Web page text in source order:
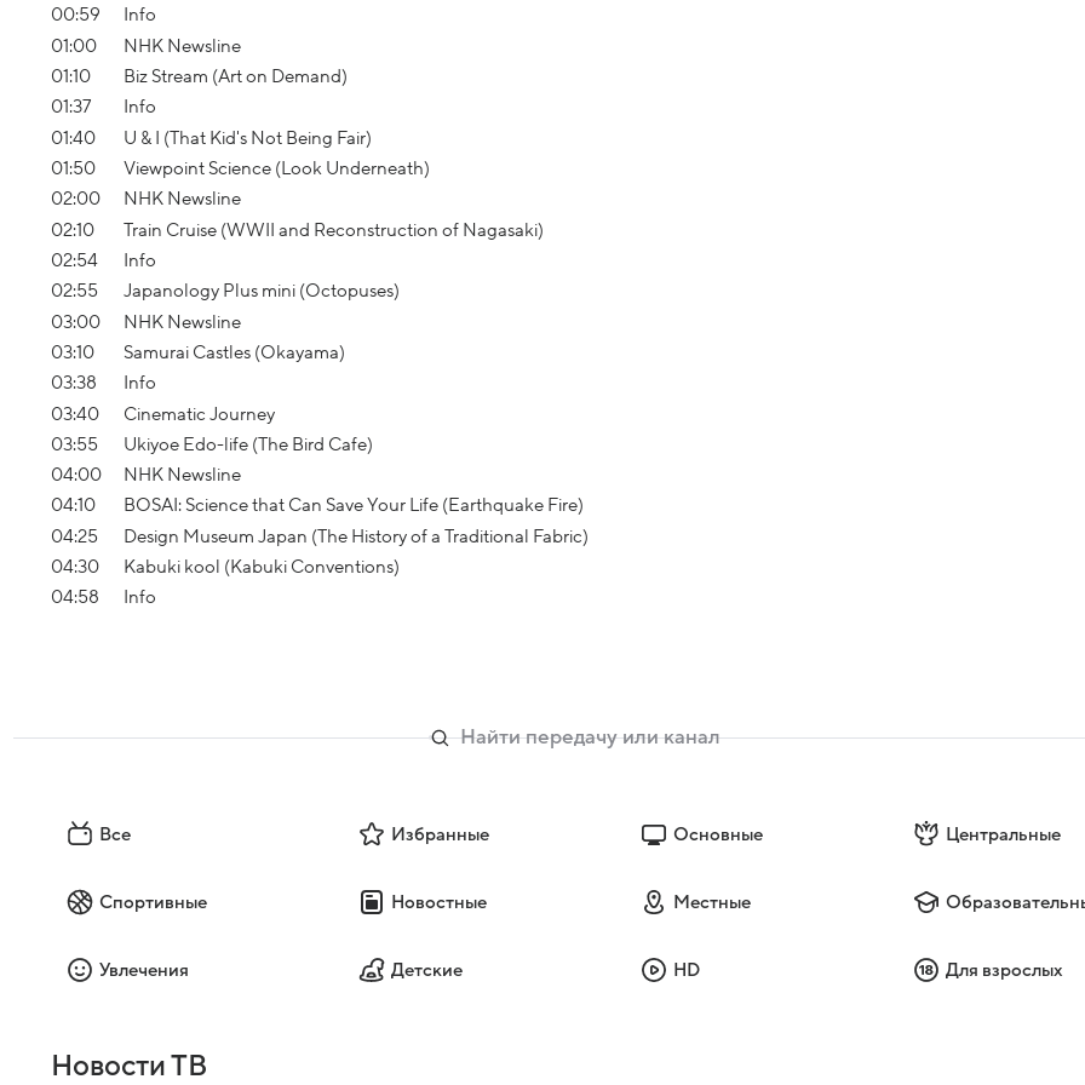
00:59
Info
01:00
NHK Newsline
01:10
Biz Stream (Art on Demand)
01:37
Info
01:40
U & I (That Kid's Not Being Fair)
01:50
Viewpoint Science (Look Underneath)
02:00
NHK Newsline
02:10
Train Cruise (WWII and Reconstruction of Nagasaki)
02:54
Info
02:55
Japanology Plus mini (Octopuses)
03:00
NHK Newsline
03:10
Samurai Castles (Okayama)
03:38
Info
03:40
Cinematic Journey
03:55
Ukiyoe Edo-life (The Bird Cafe)
04:00
NHK Newsline
04:10
BOSAI: Science that Can Save Your Life (Earthquake Fire)
04:25
Design Museum Japan (The History of a Traditional Fabric)
04:30
Kabuki kool (Kabuki Conventions)
04:58
Info
Все Избранные Основные Центральные
Спортивные Новостные Местные
Увлечения Детские HD Для взрослых
Новости ТВ